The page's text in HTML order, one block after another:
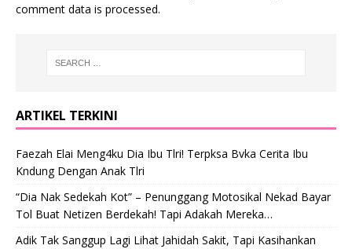
comment data is processed.
ARTIKEL TERKINI
Faezah Elai Meng4ku Dia Ibu Tlri! Terpksa Bvka Cerita Ibu
Kndung Dengan Anak Tlri
“Dia Nak Sedekah Kot” – Penunggang Motosikal Nekad Bayar
Tol Buat Netizen Berdekah! Tapi Adakah Mereka…
Adik Tak Sanggup Lagi Lihat Jahidah Sakit, Tapi Kasihankan